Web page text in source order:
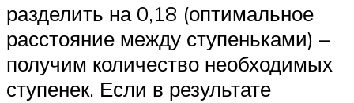
разделить на 0,18 (оптимальное
расстояние между ступеньками) –
получим количество необходимых
ступенек. Если в результате